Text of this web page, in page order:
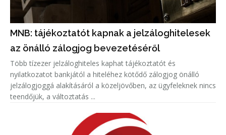
MNB: tájékoztatót kapnak a jelzáloghitelesek
az önálló zálogjog bevezetéséről
Több tízezer jelzáloghiteles kaphat tájékoztatót és
nyilatkozatot bankjától a hiteléhez kötődő zálogjog önálló
jelzálogjoggá alakításáról a közeljövőben, az ügyfeleknek nincs
teendőjük, a változtatás ...